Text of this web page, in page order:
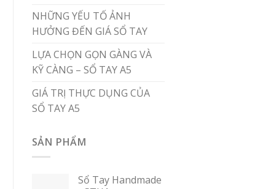
NHỮNG YẾU TỐ ẢNH
HƯỞNG ĐẾN GIÁ SỔ TAY
LỰA CHỌN GỌN GÀNG VÀ
KỸ CÀNG – SỔ TAY A5
GIÁ TRỊ THỰC DỤNG CỦA
SỔ TAY A5
SẢN PHẨM
Sổ Tay Handmade